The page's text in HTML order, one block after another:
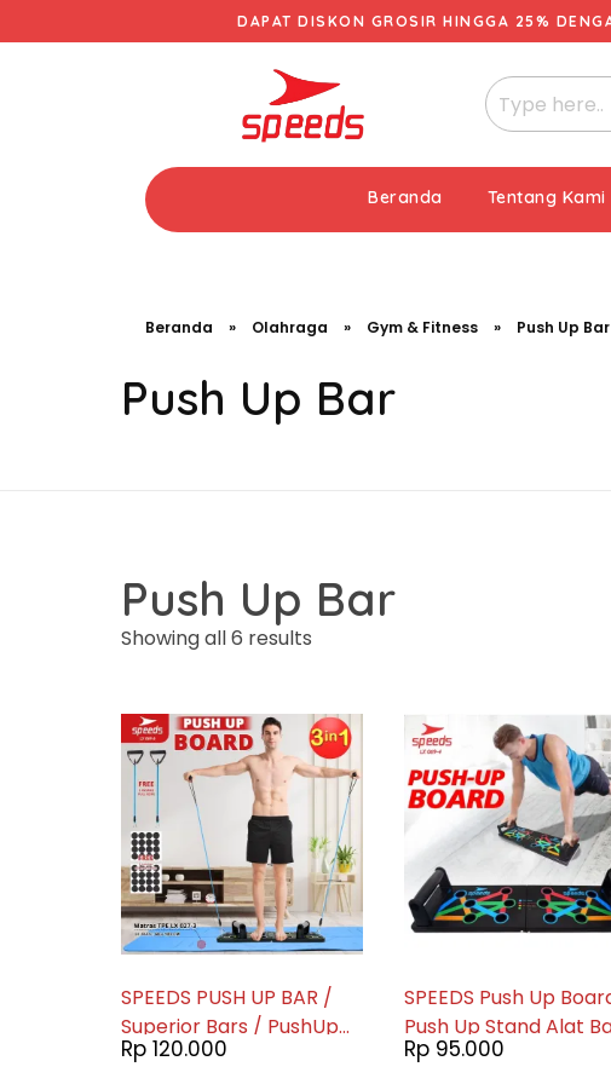
DAPAT DISKON GROSIR HINGGA 25%
Beranda Tentang Kami
Beranda » Olahraga » Gym & Fitness » Push Up Bar
Push Up Bar
Push Up Bar
Showing all 6 results
SPEEDS PUSH UP BAR /
Superior Bars / PushUp
Bar / Press Up Handles /
Rp 120.000
SPEEDS Push Up
Push Up Stand Alat
Push Up Alat Olahraga
Rp 95.000